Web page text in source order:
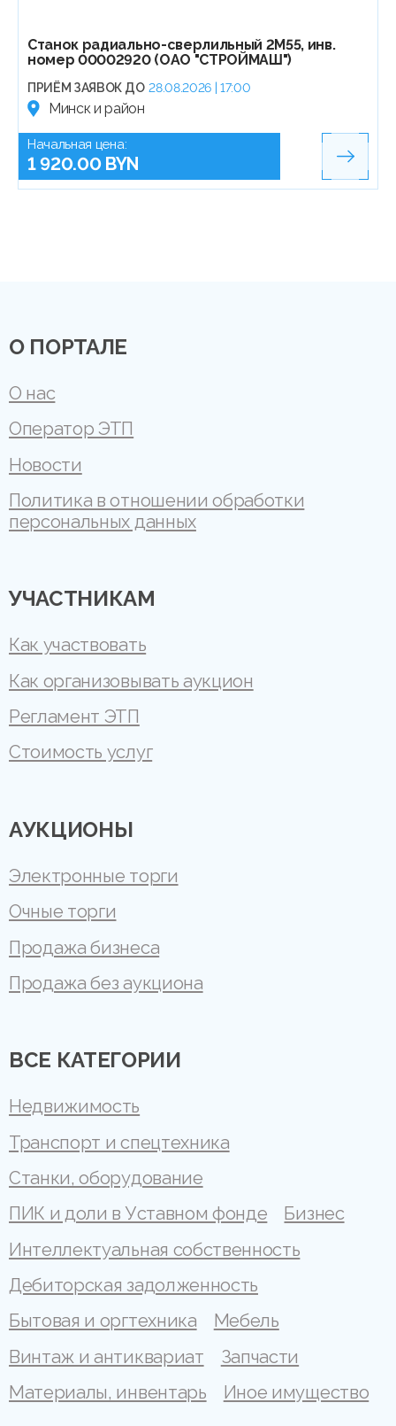
Станок радиально-сверлильный 2М55, инв.
номер 00002920 (ОАО "СТРОЙМАШ")
ПРИЁМ ЗАЯВОК ДО 28.08.2026 | 17:00
Минск и район
Начальная цена:
1 920.00 BYN
О ПОРТАЛЕ
О нас
Оператор ЭТП
Новости
Политика в отношении обработки
персональных данных
УЧАСТНИКАМ
Как участвовать
Как организовывать аукцион
Регламент ЭТП
Стоимость услуг
АУКЦИОНЫ
Электронные торги
Очные торги
Продажа бизнеса
Продажа без аукциона
ВСЕ КАТЕГОРИИ
Недвижимость
Транспорт и спецтехника
Станки, оборудование
ПИК и доли в Уставном фонде
Бизнес
Интеллектуальная собственность
Дебиторская задолженность
Бытовая и оргтехника
Мебель
Винтаж и антиквариат
Запчасти
Материалы, инвентарь
Иное имущество